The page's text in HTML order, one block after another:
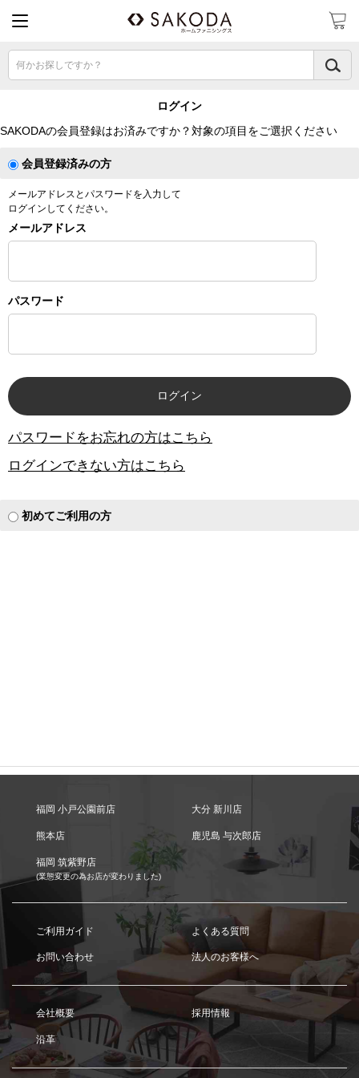
何かお探しですか？
ログイン
SAKODAの会員登録はお済みですか？対象の項目をご選択ください
会員登録済みの方
メールアドレスとパスワードを入力して
ログインしてください。
メールアドレス
パスワード
パスワードをお忘れの方はこちら
ログインできない方はこちら
初めてご利用の方
福岡 小戸公園前店 大分 新川店
熊本店 鹿児島 与次郎店
福岡 筑紫野店
(業態変更の為お店が変わりました)
ご利用ガイド よくある質問
お問い合わせ 法人のお客様へ
会社概要 採用情報
沿革